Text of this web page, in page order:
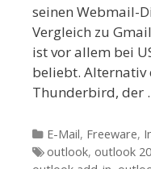
seinen Webmail-
Vergleich zu
ist vor allem bei
beliebt.
Thunderbird, der
Kategorien
E-Mail, Freeware,
Tags
outlook, outlook